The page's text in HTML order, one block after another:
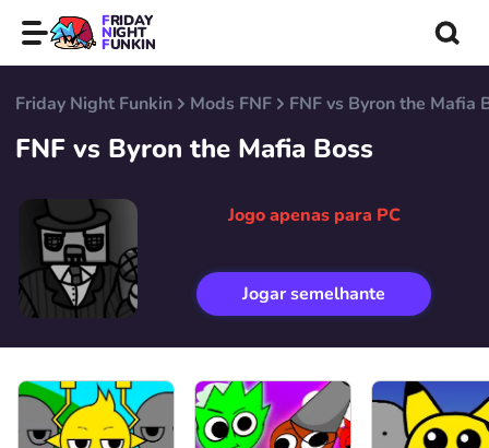
FRIDAY
NIGHT
FUNKIN
Friday Night Funkin Mods FNF FNF vs Byron the Mafia
FNF vs Byron the Mafia Boss
Jogo apenas para PC
Jogar semelhante